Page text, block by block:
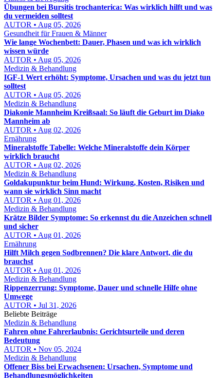
Übungen bei Bursitis trochanterica: Was wirklich hilft und was
du vermeiden solltest
AUTOR • Aug 05, 2026
Gesundheit für Frauen & Männer
Wie lange Wochenbett: Dauer, Phasen und was ich wirklich
wissen würde
AUTOR • Aug 05, 2026
Medizin & Behandlung
IGF-1 Wert erhöht: Symptome, Ursachen und was du jetzt tun
solltest
AUTOR • Aug 05, 2026
Medizin & Behandlung
Diakonie Mannheim Kreißsaal: So läuft die Geburt im Diako
Mannheim ab
AUTOR • Aug 02, 2026
Ernährung
Mineralstoffe Tabelle: Welche Mineralstoffe dein Körper
wirklich braucht
AUTOR • Aug 02, 2026
Medizin & Behandlung
Goldakupunktur beim Hund: Wirkung, Kosten, Risiken und
wann sie wirklich Sinn macht
AUTOR • Aug 01, 2026
Medizin & Behandlung
Krätze Bilder Symptome: So erkennst du die Anzeichen schnell
und sicher
AUTOR • Aug 01, 2026
Ernährung
Hilft Milch gegen Sodbrennen? Die klare Antwort, die du
brauchst
AUTOR • Aug 01, 2026
Medizin & Behandlung
Rippenzerrung: Symptome, Dauer und schnelle Hilfe ohne
Umwege
AUTOR • Jul 31, 2026
Beliebte Beiträge
Medizin & Behandlung
Fahren ohne Fahrerlaubnis: Gerichtsurteile und deren
Bedeutung
AUTOR • Nov 05, 2024
Medizin & Behandlung
Offener Biss bei Erwachsenen: Ursachen, Symptome und
Behandlungsmöglichkeiten